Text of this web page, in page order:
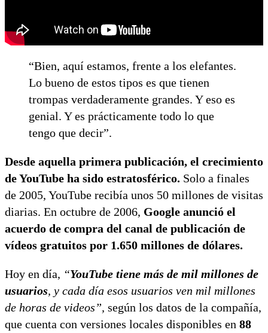
“Bien, aquí estamos, frente a los elefantes.
Lo bueno de estos tipos es que tienen
trompas verdaderamente grandes. Y eso es
genial. Y es prácticamente todo lo que
tengo que decir”.
Desde aquella primera publicación, el crecimiento
de YouTube ha sido estratosférico. Solo a finales
de 2005, YouTube recibía unos 50 millones de visitas
diarias. En octubre de 2006, Google anunció el
acuerdo de compra del canal de publicación de
vídeos gratuitos por 1.650 millones de dólares.
Hoy en día, “YouTube tiene más de mil millones de
usuarios, y cada día esos usuarios ven mil millones
de horas de videos”, según los datos de la compañía,
que cuenta con versiones locales disponibles en 88